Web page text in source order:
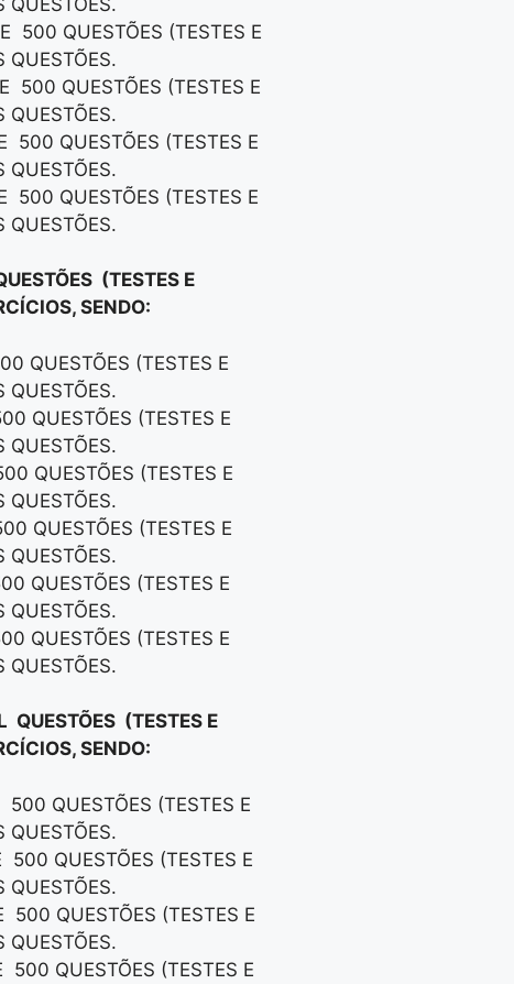
500 QUESTÕES (TESTES E
QUESTÕES.
500 QUESTÕES (TESTES E
QUESTÕES.
500 QUESTÕES (TESTES E
QUESTÕES.
500 QUESTÕES (TESTES E
QUESTÕES.
(TESTES E
SENDO:
QUESTÕES (TESTES E
QUESTÕES.
QUESTÕES (TESTES E
QUESTÕES.
QUESTÕES (TESTES E
QUESTÕES.
QUESTÕES (TESTES E
QUESTÕES.
QUESTÕES (TESTES E
QUESTÕES.
QUESTÕES (TESTES E
QUESTÕES.
(TESTES E
SENDO:
QUESTÕES (TESTES E
QUESTÕES.
500 QUESTÕES (TESTES E
QUESTÕES.
500 QUESTÕES (TESTES E
QUESTÕES.
500 QUESTÕES (TESTES E